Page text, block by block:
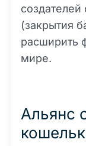
создателей
(закрытия
расширить
мире.
Альянс